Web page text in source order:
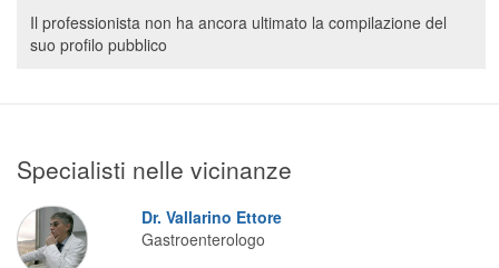
Per gli specialisti
Segreteria virtuale
Teleconsulto
Il professionista non ha ancora ultimato la compilazione del
suo profilo pubblico
Specialisti nelle vicinanze
Dr. Vallarino Ettore
Gastroenterologo